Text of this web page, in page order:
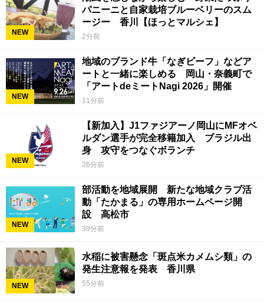
NEW
パニーニと自家栽培ブルーベリーのスム
ージー 香川【ほっとマルシェ】
2分前
NEW
地域のブランド牛「なぎビーフ」などア
ートと一緒に楽しめる 岡山・奈義町で
「アートdeミートNagi 2026」開催
11分前
NEW
【新加入】J1ファジアーノ岡山にMFオベ
ルダン選手が完全移籍加入 ブラジル出
身 攻守をつなぐボランチ
26分前
NEW
部活動を地域展開 新たな地域クラブ活
動「たかまる」の専用ホームページ開
設 高松市
39分前
NEW
水稲に被害懸念「斑点米カメムシ類」の
発生注意報を発表 香川県
55分前